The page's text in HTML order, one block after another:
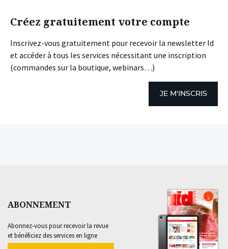
Créez gratuitement votre compte
Inscrivez-vous gratuitement pour recevoir la newsletter Id
et accéder à tous les services nécessitant une inscription
(commandes sur la boutique, webinars…)
JE M'INSCRIS
ABONNEMENT
Abonnez-vous pour recevoir la revue
et bénéficiez des services en ligne